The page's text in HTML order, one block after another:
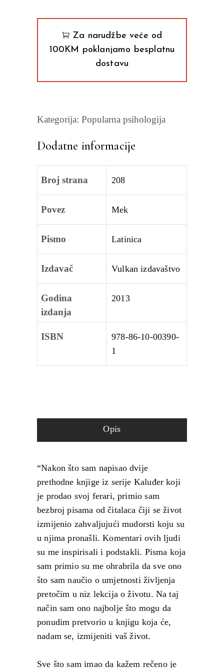
briše
kad
te
ne
Za narudžbe veće od
100KM poklanjamo besplatnu
dostavu
Kategorija: Popularna psihologija
Dodatne informacije
Broj strana 208
Povez Mek
Pismo Latinica
Izdavač Vulkan izdavaštvo
Godina
izdanja
2013
ISBN
978-86-10-00390-
1
Opis
“Nakon što sam napisao dvije
prethodne knjige iz serije Kaluđer koji
je prodao svoj ferari, primio sam
bezbroj pisama od čitalaca čiji se život
izmijenio zahvaljujući mudorsti koju su
u njima pronašli. Komentari ovih ljudi
su me inspirisali i podstakli. Pisma koja
sam primio su me ohrabrila da sve ono
što sam naučio o umjetnosti življenja
pretočim u niz lekcija o životu. Na taj
način sam ono najbolje što mogu da
ponudim pretvorio u knjigu koja će,
nadam se, izmijeniti vaš život.
Sve što sam imao da kažem rečeno je